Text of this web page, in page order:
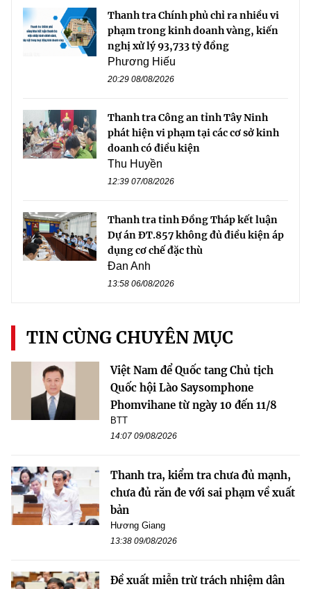
Thanh tra Chính phủ chỉ ra nhiều vi
phạm trong kinh doanh vàng, kiến
nghị xử lý 93,733 tỷ đồng
Phương Hiếu
20:29 08/08/2026
Thanh tra Công an tỉnh Tây Ninh
phát hiện vi phạm tại các cơ sở kinh
doanh có điều kiện
Thu Huyền
12:39 07/08/2026
Thanh tra tỉnh Đồng Tháp kết luận
Dự án ĐT.857 không đủ điều kiện áp
dụng cơ chế đặc thù
Đan Anh
13:58 06/08/2026
TIN CÙNG CHUYÊN MỤC
Việt Nam để Quốc tang Chủ tịch
Quốc hội Lào Saysomphone
Phomvihane từ ngày 10 đến 11/8
BTT
14:07 09/08/2026
Thanh tra, kiểm tra chưa đủ mạnh,
chưa đủ răn đe với sai phạm về xuất
bản
Hương Giang
13:38 09/08/2026
Đề xuất miễn trừ trách nhiệm dân